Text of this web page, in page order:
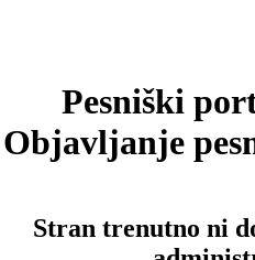
Pesniški
Objavljanje
Stran trenutno ni